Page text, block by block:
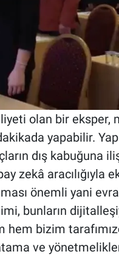
olan bir eksper,
yapabilir.
dış kabuğuna
zekâ aracılığıyla
önemli yani
bunların
bizim
ve